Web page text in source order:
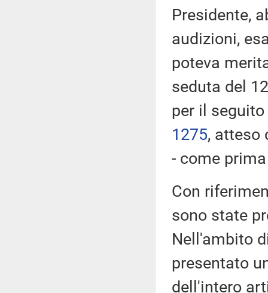
Presidente,
audizioni,
poteva
seduta del
per il
1275​, atteso
- come
Con
sono state
Nell'ambito
presentato
dell'intero